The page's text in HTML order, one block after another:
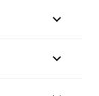
turistice se